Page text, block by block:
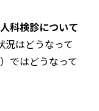
科検診について
はどうなって
ではどうなって